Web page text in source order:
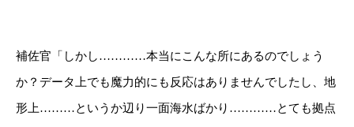
補佐官「しかし…………本当にこんな所にあるのでしょう
か？データ上でも魔力的にも反応はありませんでしたし、地
形上………というか辺り一面海水ばかり…………とても拠点